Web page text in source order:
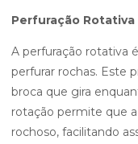
Perfuração Rotativa
A perfuração rotativa
perfurar rochas. Este
broca que gira
rotação permite que
rochoso, facilitando